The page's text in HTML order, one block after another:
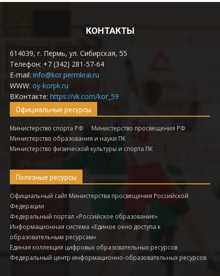
КОНТАКТЫ
614039, г. Пермь, ул. Сибирская, 55
Телефон: +7 (342) 281-57-64
E-mail: info@kor.permkrai.ru
WWW: oy-korpk.ru
ВКонтакте: https://vk.com/kor_59
Официальные ресурсы
Министерство спорта РФ
Министерство просвещения РФ
Министерство образования и науки ПК
Министерство физической культуры и спорта ПК
Полезные ресурсы
Официальный сайт Министерства просвещения Российской
Федерации
Федеральный портал «Российское образование»
Информационная система «Единое окно доступа к
образовательным ресурсам»
Единая коллекция цифровых образовательных ресурсов
Федеральный центр информационно-образовательных ресурсов